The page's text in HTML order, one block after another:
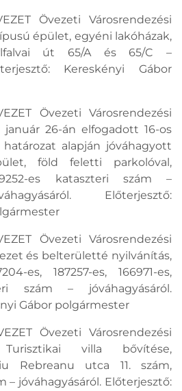
Övezeti Városrendezési
épület, egyéni lakóházak,
út 65/A és 65/C –
Kereskényi Gábor
Övezeti Városrendezési
január 26-án elfogadott 16-os
alapján jóváhagyott
föld feletti parkolóval,
es kataszteri szám –
Előterjesztő:
Övezeti Városrendezési
és belterületté nyilvánítás,
es, 187257-es, 166971-es,
szám – jóváhagyásáról.
Gábor polgármester
Övezeti Városrendezési
villa bővítése,
Rebreanu utca 11. szám,
– jóváhagyásáról. Előterjesztő: